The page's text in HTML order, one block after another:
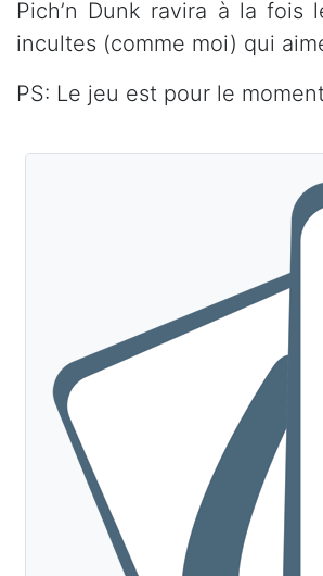
Pich’n Dunk ravira à la
incultes (comme moi) qui
PS: Le jeu est pour le